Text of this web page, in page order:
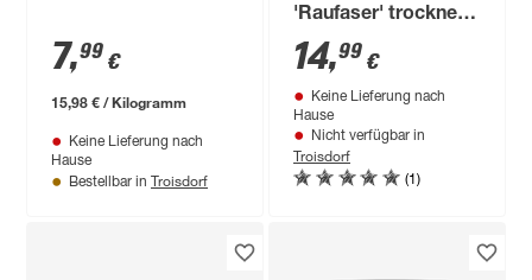
7,99 €
15,98 € / Kilogramm
Keine Lieferung nach
Hause
Bestellbar in Troisdorf
'Raufaser' trocknet
transparent 2 + 1
Vorteilspack 3 x 180
g
14,99 €
Keine Lieferung nach
Hause
Nicht verfügbar in
Troisdorf
(1)